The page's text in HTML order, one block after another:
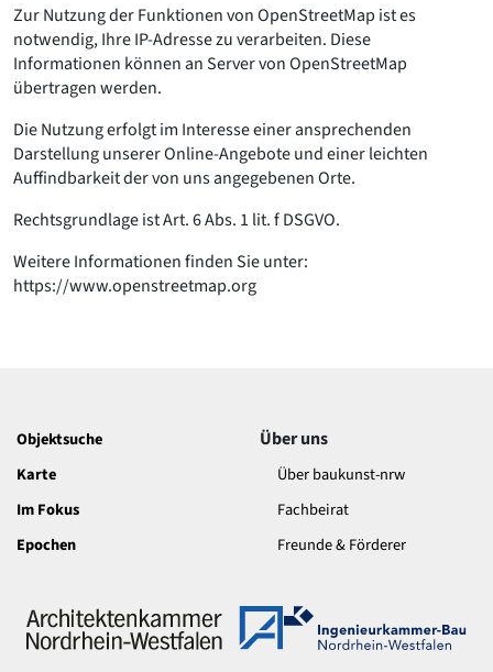
Zur Nutzung der Funktionen von OpenStreetMap ist es
notwendig, Ihre IP-Adresse zu verarbeiten. Diese
Informationen können an Server von OpenStreetMap
übertragen werden.
Die Nutzung erfolgt im Interesse einer ansprechenden
Darstellung unserer Online-Angebote und einer leichten
Auffindbarkeit der von uns angegebenen Orte.
Rechtsgrundlage ist Art. 6 Abs. 1 lit. f DSGVO.
Weitere Informationen finden Sie unter:
https://www.openstreetmap.org
Objektsuche
Karte
Im Fokus
Epochen
Über uns
Über baukunst-nrw
Fachbeirat
Freunde & Förderer